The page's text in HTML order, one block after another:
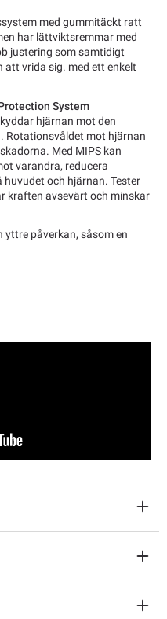
med gummitäckt ratt
har lättviktsremmar med
justering som samtidigt
vrida sig. med ett enkelt
System
hjärnan mot den
Rotationsvåldet mot hjärnan
Med MIPS kan
varandra, reducera
och hjärnan. Tester
kraften avsevärt och minskar
yttre påverkan, såsom en